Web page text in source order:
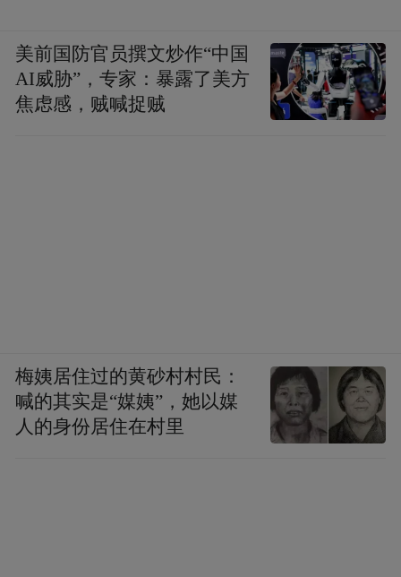
美前国防官员撰文炒作“中国
AI威胁”，专家：暴露了美方
焦虑感，贼喊捉贼
梅姨居住过的黄砂村村民：
喊的其实是“媒姨”，她以媒
人的身份居住在村里